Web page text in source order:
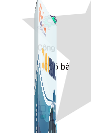
Công Cụ
1,066 bài viết